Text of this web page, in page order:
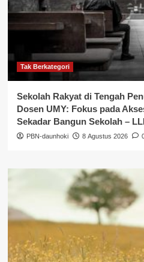
Tak Berkategori
Sekolah Rakyat di Tengah
Dosen UMY: Fokus pada
Sekadar Bangun Sekolah –
PBN-daunhoki 8 Agustus 2026